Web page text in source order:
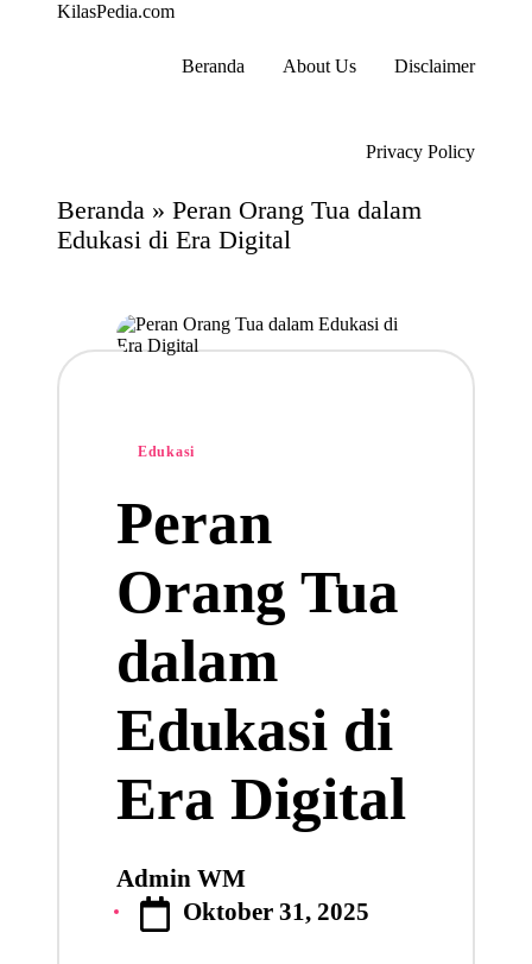
KilasPedia.com
Beranda About Us Disclaimer
Privacy Policy
Beranda » Peran Orang Tua dalam
Edukasi di Era Digital
Posted
Edukasi
Peran
Orang Tua
dalam
Edukasi di
Era Digital
Posted
by
Admin WM
Oktober 31, 2025